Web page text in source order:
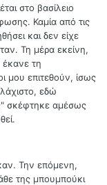
στο βασίλειο
Καμία από τις
και δεν είχε
Τη μέρα εκείνη,
τη
μου επιτεθούν, ίσως
εδώ
σκέφτηκε αμέσως
Την επόμενη,
της μπουμπούκι